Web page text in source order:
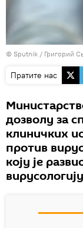
© Sputnik / Григорий
Пратите нас
дозволу за
клиничких
против
коју је